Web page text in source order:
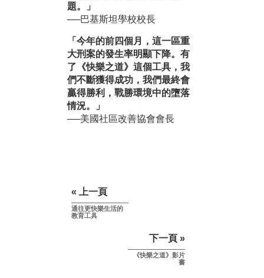
題。」
──巴基斯坦學校校長
「今年的前四個月，這一區重
大刑案的發生率明顯下降。有
了《快樂之道》這個工具，我
們不斷獲得成功，我們最終會
贏得勝利，戰勝環境中的墮落
情況。」
──美國社區改善協會會長
« 上一頁
通往更快樂生活的
教育工具
下一頁 »
《快樂之道》影片
書